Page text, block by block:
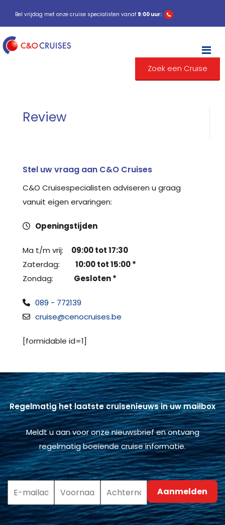
Bel vrijdag met onze cruise specialisten vanaf 9:00 uur:
Zoek een Cruise
Review
Stel uw vraag aan C&O Cruises
C&O Cruisespecialisten adviseren u graag
vanuit eigen ervaringen:
Openingstijden
Ma t/m vrij: 09:00 tot 17:30
Zaterdag: 10:00 tot 15:00 *
Zondag: Gesloten *
089 - 772139
cruise@cenocruises.be
[formidable id=1]
Regelmatig het laatste cruisenieuws in uw mailbox
Meldt u aan voor onze nieuwsbrief en ontvang
regelmatig boeiende cruise informatie.